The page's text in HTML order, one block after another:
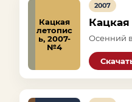
Кацкая
летопис
ь, 2007-
№4
2007
Осенний